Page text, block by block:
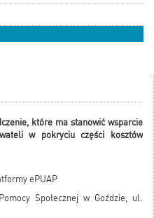
które ma stanowić wsparcie
w pokryciu części kosztów
ePUAP
Społecznej w Goździe, ul.